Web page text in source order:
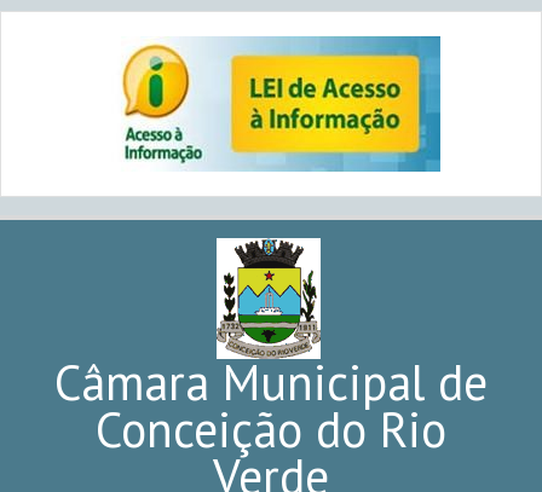
Câmara Municipal de
Conceição do Rio
Verde